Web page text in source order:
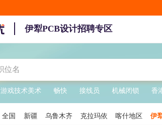
伊犁PCB设计招聘专区
游戏技术美术 畅快 接线员 机械闭锁 香
全国 新疆 乌鲁木齐 克拉玛依 喀什地区 伊